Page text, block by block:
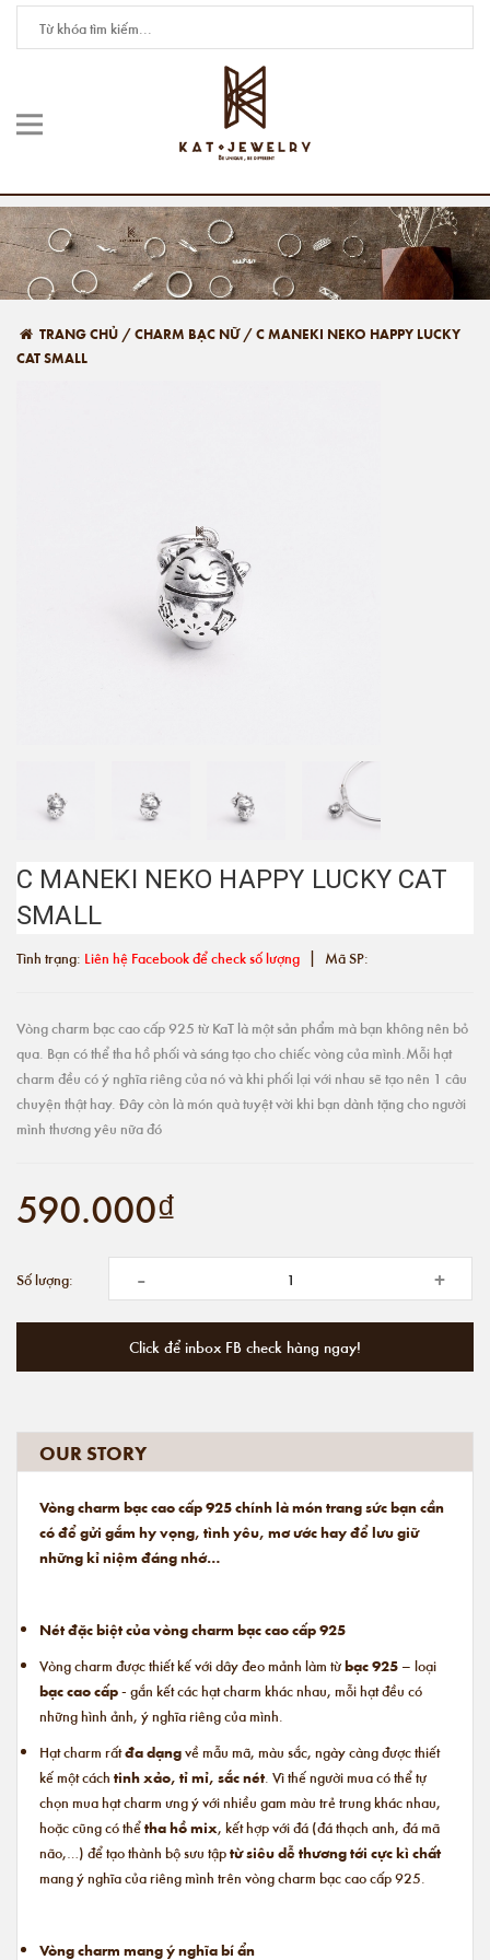
TRANG CHỦ /CHARM BẠC NỮ /C MANEKI NEKO HAPPY LUCKY
CAT SMALL
C MANEKI NEKO HAPPY LUCKY CAT
SMALL
Tình trạng: Liên hệ Facebook để check số lượng | Mã SP:
Vòng charm bạc cao cấp 925 từ KaT là một sản phẩm mà bạn không nên bỏ
qua. Bạn có thể tha hồ phối và sáng tạo cho chiếc vòng của mình.Mỗi hạt
charm đều có ý nghĩa riêng của nó và khi phối lại với nhau sẽ tạo nên 1 câu
chuyện thật hay. Đây còn là món quà tuyệt vời khi bạn dành tặng cho người
mình thương yêu nữa đó
590.000₫
Số lượng: - +
Click để inbox FB check hàng ngay!
OUR STORY
Vòng charm bạc cao cấp 925 chính là món trang sức bạn cần
có để gửi gắm hy vọng, tình yêu, mơ ước hay để lưu giữ
những kỉ niệm đáng nhớ…
Nét đặc biệt của vòng charm bạc cao cấp 925
Vòng charm được thiết kế với dây đeo mảnh làm từbạc 925 – loại
bạc cao cấp- gắn kết các hạt charm khác nhau, mỗi hạt đều có
những hình ảnh, ý nghĩa riêng của mình.
Hạt charm rấtđa dạngvề mẫu mã, màu sắc, ngày càng được thiết
kế một cách tinh xảo, tỉ mỉ, sắc nét. Vì thế người mua có thể tự
chọn mua hạt charm ưng ý với nhiều gam màu trẻ trung khác nhau,
hoặc cũng có thểtha hồ mix, kết hợp với đá (đá thạch anh, đá mã
não,…) để tạo thành bộ sưu tậptừ siêu dễ thương tới cực kì chất
mang ý nghĩa của riêng mình trên vòng charm bạc cao cấp 925.
Vòng charm mang ý nghĩa bí ẩn